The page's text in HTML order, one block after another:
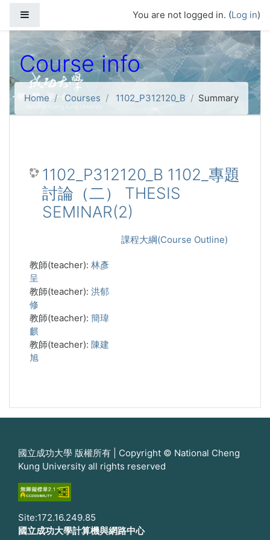
You are not logged in. (Log in)
Course info
Home Courses 1102_P312120_B Summary
1102_P312120_B 1102_專題
討論（二） THESIS
SEMINAR(2)
課程大綱(Course Outline)
教師(teacher): 林彥
呈
教師(teacher): 洪郁
修
教師(teacher): 簡瑋
麒
教師(teacher): 陳建
旭
國立成功大學 版權所有 | Copyright © National Cheng
Kung University all rights reserved
Site:172.16.249.85
國立成功大學計算機與網路中心